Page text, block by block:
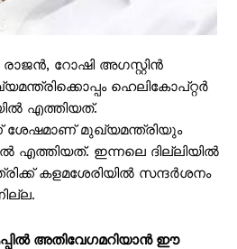
റോഷി അഗസ്റ്റിൻ
ഹെലികോപ്റ്റർ
എത്തിയത്.
ശേഷമാണ് മുഖ്യമന്ത്രിയും
എത്തിയത്. ഇന്നലെ ദില്ലിയിൽ
കളമശേരിയിൽ സന്ദർശനം
അതിവേഗമറിയാൻ ഈ